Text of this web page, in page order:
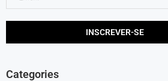
Categories